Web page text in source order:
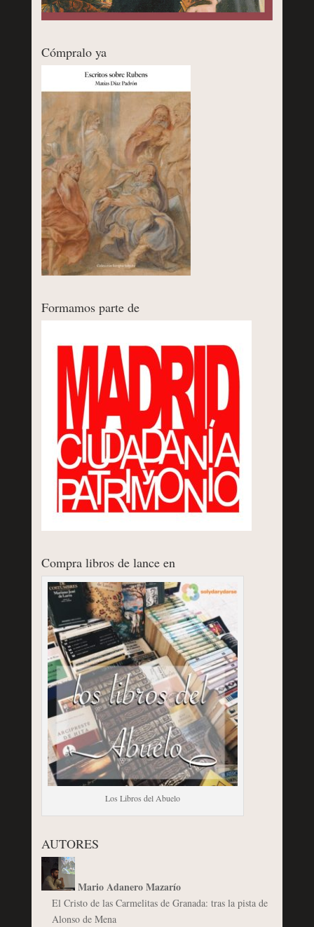
Cómpralo ya
Formamos parte de
Compra libros de lance en
Los Libros del Abuelo
AUTORES
Mario Adanero Mazarío
El Cristo de las Carmelitas de Granada: tras la pista de
Alonso de Mena